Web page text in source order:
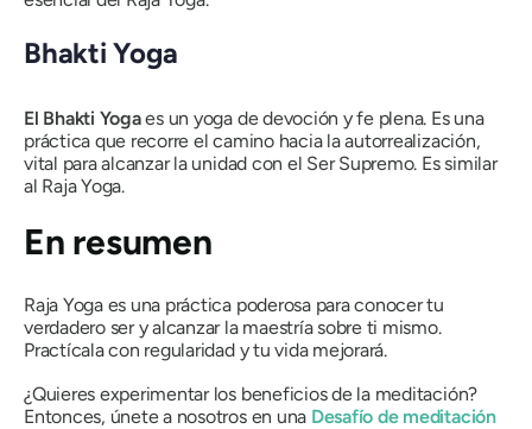
Bhakti Yoga
El Bhakti Yogaes un yoga de devoción y fe plena. Es una
práctica que recorre el camino hacia la autorrealización,
vital para alcanzar la unidad con el Ser Supremo. Es similar
al Raja Yoga.
En resumen
Raja Yogaes una práctica poderosa para conocer tu
verdadero ser y alcanzar la maestría sobre ti mismo.
Practícala con regularidad y tu vida mejorará.
¿Quieres experimentar los beneficios de la meditación?
Entonces, únete a nosotros en una Desafío de meditación